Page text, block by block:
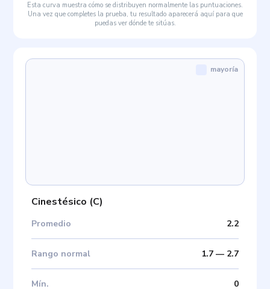
Esta curva muestra cómo se distribuyen normalmente las puntuaciones.
Una vez que completes la prueba, tu resultado aparecerá aquí para que
puedas ver dónde te sitúas.
Cinestésico (C)
Promedio 2.2
Rango normal 1.7— 2.7
Mín. 0
mayoría